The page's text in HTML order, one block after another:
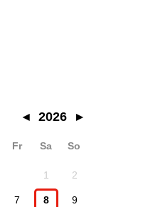
◂ 2026 ▸
Fr Sa So
1 2
7 8 9